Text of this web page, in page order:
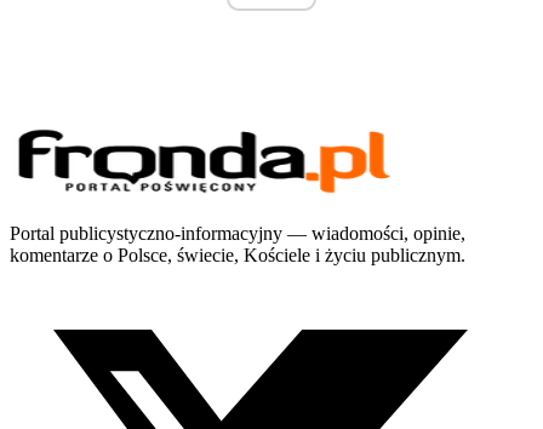
Portal publicystyczno-informacyjny — wiadomości, opinie,
komentarze o Polsce, świecie, Kościele i życiu publicznym.